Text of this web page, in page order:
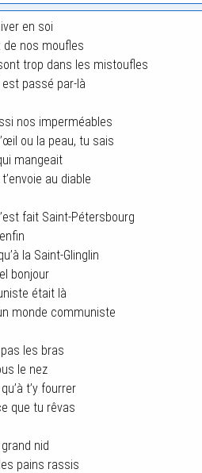
en soi
de nos moufles
trop dans les mistoufles
passé par-là
nos imperméables
ou la peau, tu sais
mangeait
au diable
fait Saint-Pétersbourg
la Saint-Glinglin
bonjour
était là
monde communiste
les bras
le nez
t’y fourrer
que tu rêvas
nid
pains rassis